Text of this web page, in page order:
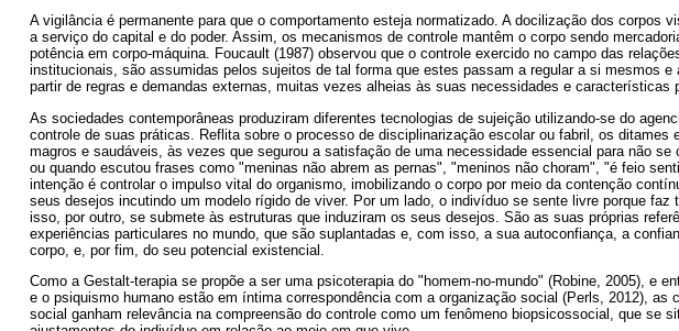
A vigilância é permanente para que o comportamento esteja normatizado. A docilização dos corpos
a serviço do capital e do poder. Assim, os mecanismos de controle mantêm o corpo sendo
potência em corpo-máquina. Foucault (1987) observou que o controle exercido no campo das
institucionais, são assumidas pelos sujeitos de tal forma que estes passam a regular a si mesmos e
partir de regras e demandas externas, muitas vezes alheias às suas necessidades e características
As sociedades contemporâneas produziram diferentes tecnologias de sujeição utilizando-se do
controle de suas práticas. Reflita sobre o processo de disciplinarização escolar ou fabril, os ditames
magros e saudáveis, às vezes que segurou a satisfação de uma necessidade essencial para não se
ou quando escutou frases como "meninas não abrem as pernas", "meninos não choram", "é feio
intenção é controlar o impulso vital do organismo, imobilizando o corpo por meio da contenção
seus desejos incutindo um modelo rígido de viver. Por um lado, o indivíduo se sente livre porque faz
isso, por outro, se submete às estruturas que induziram os seus desejos. São as suas próprias
experiências particulares no mundo, que são suplantadas e, com isso, a sua autoconfiança, a
corpo, e, por fim, do seu potencial existencial.
Como a Gestalt-terapia se propõe a ser uma psicoterapia do "homem-no-mundo" (Robine, 2005), e
e o psiquismo humano estão em íntima correspondência com a organização social (Perls, 2012), as
social ganham relevância na compreensão do controle como um fenômeno biopsicossocial, que se